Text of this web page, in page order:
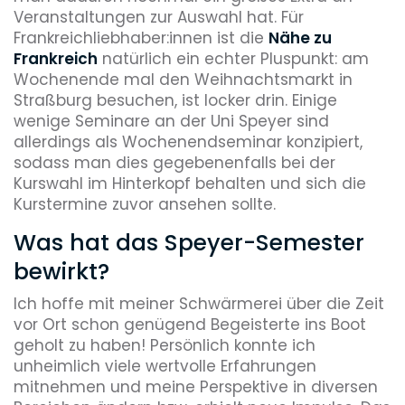
Veranstaltungen zur Auswahl hat. Für
Frankreichliebhaber:innen ist die Nähe zu
Frankreich natürlich ein echter Pluspunkt: am
Wochenende mal den Weihnachtsmarkt in
Straßburg besuchen, ist locker drin. Einige
wenige Seminare an der Uni Speyer sind
allerdings als Wochenendseminar konzipiert,
sodass man dies gegebenenfalls bei der
Kurswahl im Hinterkopf behalten und sich die
Kurstermine zuvor ansehen sollte.
Was hat das Speyer-Semester
bewirkt?
Ich hoffe mit meiner Schwärmerei über die Zeit
vor Ort schon genügend Begeisterte ins Boot
geholt zu haben! Persönlich konnte ich
unheimlich viele wertvolle Erfahrungen
mitnehmen und meine Perspektive in diversen